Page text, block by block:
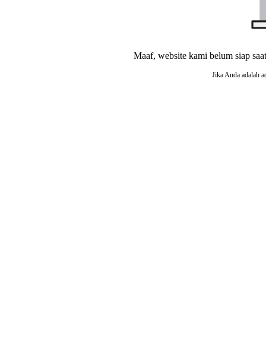
Maaf, website kami belum siap
Jika Anda adalah